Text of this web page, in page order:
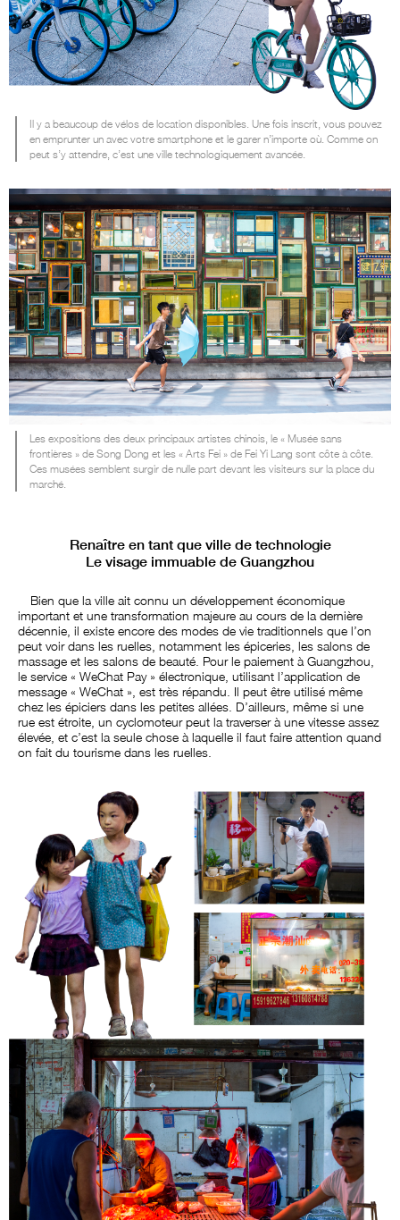
Il y a beaucoup de vélos de location disponibles. Une fois inscrit, vous pouvez
en emprunter un avec votre smartphone et le garer n’importe où. Comme on
peut s’y attendre, c’est une ville technologiquement avancée.
Les expositions des deux principaux artistes chinois, le « Musée sans
frontières » de Song Dong et les « Arts Fei » de Fei Yi Lang sont côte à côte.
Ces musées semblent surgir de nulle part devant les visiteurs sur la place du
marché.
Renaître en tant que ville de technologie
Le visage immuable de Guangzhou
Bien que la ville ait connu un développement économique
important et une transformation majeure au cours de la dernière
décennie, il existe encore des modes de vie traditionnels que l’on
peut voir dans les ruelles, notamment les épiceries, les salons de
massage et les salons de beauté. Pour le paiement à Guangzhou,
le service « WeChat Pay » électronique, utilisant l’application de
message « WeChat », est très répandu. Il peut être utilisé même
chez les épiciers dans les petites allées. D’ailleurs, même si une
rue est étroite, un cyclomoteur peut la traverser à une vitesse assez
élevée, et c’est la seule chose à laquelle il faut faire attention quand
on fait du tourisme dans les ruelles.